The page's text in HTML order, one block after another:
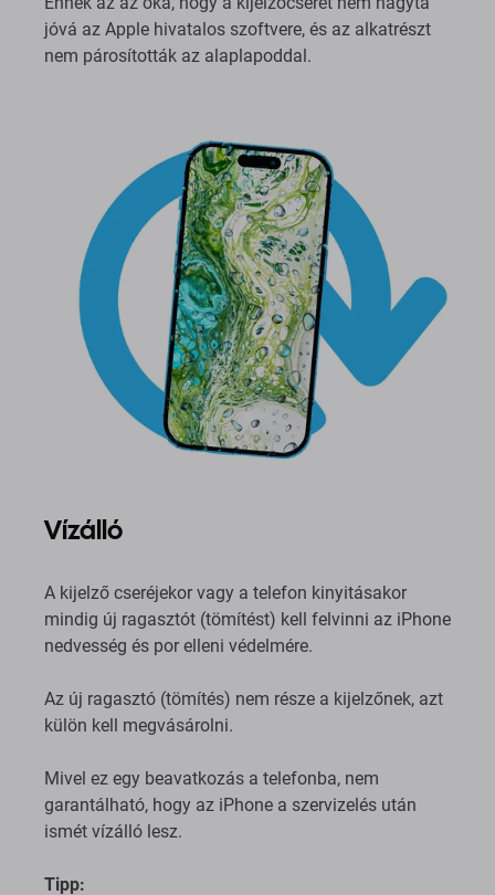
jóvá az Apple hivatalos szoftvere, és az alkatrészt
nem párosították az alaplapoddal.
Vízálló
A kijelző cseréjekor vagy a telefon kinyitásakor
mindig új ragasztót (tömítést) kell felvinni az iPhone
nedvesség és por elleni védelmére.
Az új ragasztó (tömítés) nem része a kijelzőnek, azt
külön kell megvásárolni.
Mivel ez egy beavatkozás a telefonba, nem
garantálható, hogy az iPhone a szervizelés után
ismét vízálló lesz.
Tipp: